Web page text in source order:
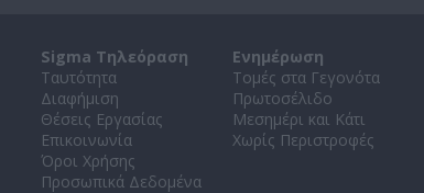
Sigma Τηλεόραση
Ταυτότητα
Διαφήμιση
Θέσεις Εργασίας
Επικοινωνία
Όροι Χρήσης
Προσωπικά Δεδομένα
Ενημέρωση
Τομές στα Γεγονότα
Πρωτοσέλιδο
Μεσημέρι και Κάτι
Χωρίς Περιστροφές